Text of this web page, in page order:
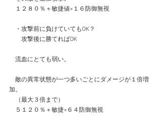
１２８０％＋敏捷値×１６防御無視
・攻撃前に負けていてもOK？
攻撃後に勝てればOK
流血にとても弱い。
敵の異常状態が一つ多いごとにダメージが１倍増
加。
（最大３倍まで）
５１２０％＋敏捷×６４防御無視